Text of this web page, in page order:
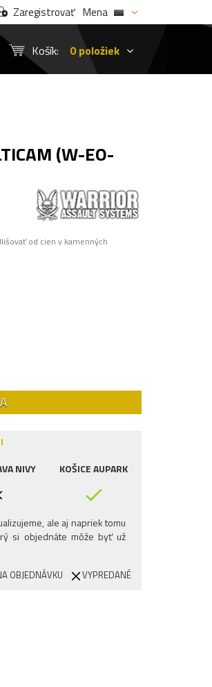
Zaregistrovať Mena
Košík: 0 položiek
(W-EO-
od cien v kamenných
NIVY KOŠICE AUPARK
ale aj napriek tomu
si objednáte môže byť už
OBJEDNÁVKU VYPREDANÉ